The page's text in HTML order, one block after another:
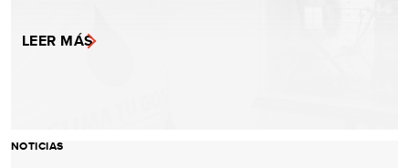
LEER MÁS
NOTICIAS